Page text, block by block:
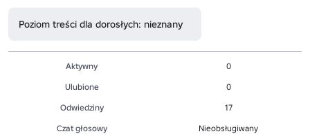
Poziom treści dla dorosłych: nieznany
Aktywny
0
Ulubione
0
Odwiedziny
17
Czat głosowy
Nieobsługiwany